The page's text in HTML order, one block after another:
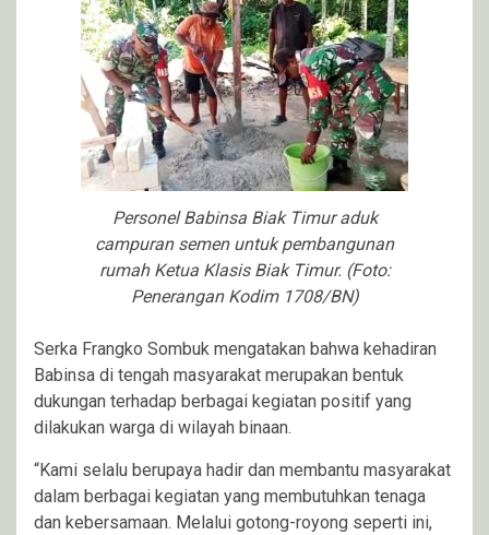
Personel Babinsa Biak Timur aduk
campuran semen untuk pembangunan
rumah Ketua Klasis Biak Timur. (Foto:
Penerangan Kodim 1708/BN)
Serka Frangko Sombuk mengatakan bahwa kehadiran
Babinsa di tengah masyarakat merupakan bentuk
dukungan terhadap berbagai kegiatan positif yang
dilakukan warga di wilayah binaan.
“Kami selalu berupaya hadir dan membantu masyarakat
dalam berbagai kegiatan yang membutuhkan tenaga
dan kebersamaan. Melalui gotong-royong seperti ini,